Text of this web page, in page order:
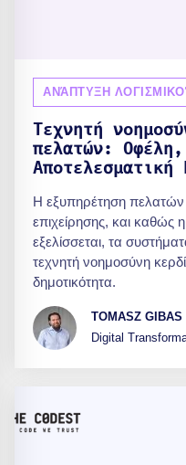
ΑΝΆΠΤΥΞΗ
Τεχνητή
πελατών: Οφέλη,
Αποτελεσματική
Η εξυπηρέτηση πελατών
επιχείρησης, και καθώς
εξελίσσεται, τα
τεχνητή νοημοσύνη
δημοτικότητα.
TOMASZ GIBAS
Digital